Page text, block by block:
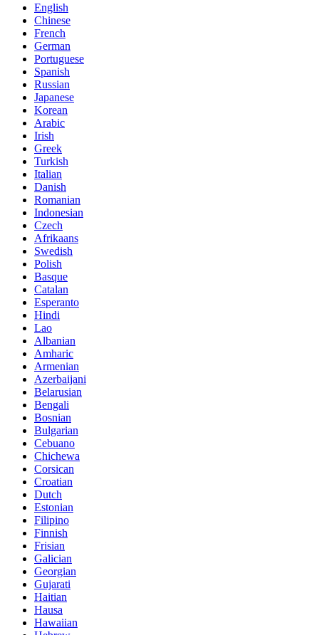
English
Chinese
French
German
Portuguese
Spanish
Russian
Japanese
Korean
Arabic
Irish
Greek
Turkish
Italian
Danish
Romanian
Indonesian
Czech
Afrikaans
Swedish
Polish
Basque
Catalan
Esperanto
Hindi
Lao
Albanian
Amharic
Armenian
Azerbaijani
Belarusian
Bengali
Bosnian
Bulgarian
Cebuano
Chichewa
Corsican
Croatian
Dutch
Estonian
Filipino
Finnish
Frisian
Galician
Georgian
Gujarati
Haitian
Hausa
Hawaiian